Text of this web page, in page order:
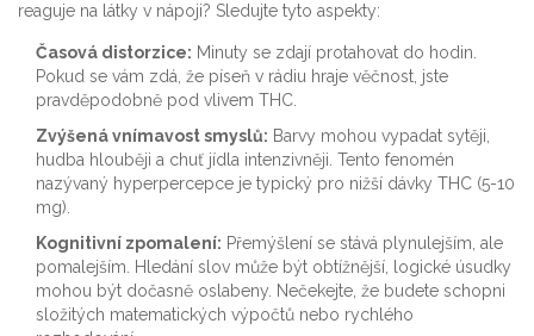
reaguje na látky v nápoji? Sledujte tyto aspekty:
Časová distorzice: Minuty se zdají protahovat do hodin.
Pokud se vám zdá, že píseň v rádiu hraje věčnost, jste
pravděpodobně pod vlivem THC.
Zvýšená vnímavost smyslů: Barvy mohou vypadat sytěji,
hudba hlouběji a chuť jídla intenzivněji. Tento fenomén
nazývaný hyperpercepce je typický pro nižší dávky THC (5-10
mg).
Kognitivní zpomalení: Přemýšlení se stává plynulejším, ale
pomalejším. Hledání slov může být obtížnější, logické úsudky
mohou být dočasně oslabeny. Nečekejte, že budete schopni
složitých matematických výpočtů nebo rychlého